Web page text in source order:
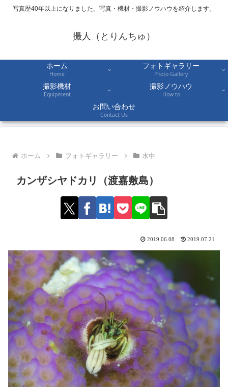
写真歴40年以上になりました。写真・機材・撮影ノウハウを紹介します。
撮人（とりんちゅ）
ホーム
Home
フォトギャラリー
Photo Gallery
撮影機材
Equipment
撮影ノウハウ
How to
お問い合わせ
Contact Us
ホーム フォトギャラリー 水中
カンザシヤドカリ（渡嘉敷島）
2019.06.08 2019.07.21